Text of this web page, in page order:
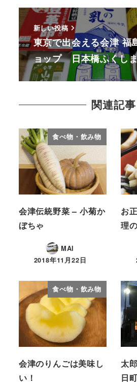
新しい投稿
東京で出会える会津 福
ョップ 日本橋ふくし
関連記事
食べ物・飲み物
会津伝統野菜 – 小菊か
ぼちゃ
MAI
2018年11月22日
お
理
食べ物・飲み物
会津のりんごは美味し
い！
太
日町